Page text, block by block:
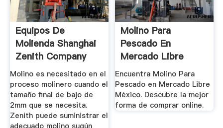
Equipos De
Molienda Shanghai
Zenith Company
Molino es necesitado en el
proceso molinero cuando el
tamaño final de bajo de
2mm que se necesita.
Zenith puede suministrar el
adecuado molino sugún
Molino Para
Pescado En
Mercado Libre
México
Encuentra Molino Para
Pescado en Mercado Libre
México. Descubre la mejor
forma de comprar online.